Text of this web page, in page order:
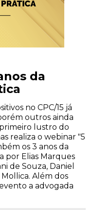
da
no CPC/15 já
outros ainda
lustro do
realiza o webinar "5
os 3 anos da
por Elias Marques
de Souza, Daniel
Além dos
a advogada